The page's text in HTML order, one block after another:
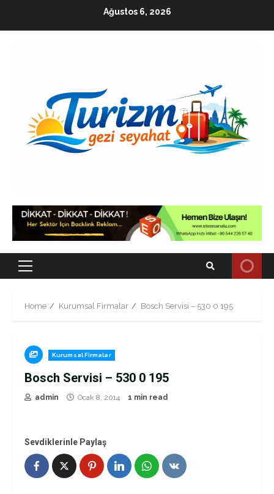
Ağustos 6, 2026
Primary
Home Kurumsal Firmalar Bosch Servisi – 530 0 195
Kurumsal Firmalar
Bosch Servisi – 530 0 195
admin Ocak 8, 2014 1 min read
Sevdiklerinle Paylaş